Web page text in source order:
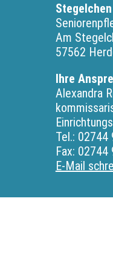
Stegelchen
Am
57562
Ihre
Alexandra
Tel.: 02744
Fax: 02744
E-Mail